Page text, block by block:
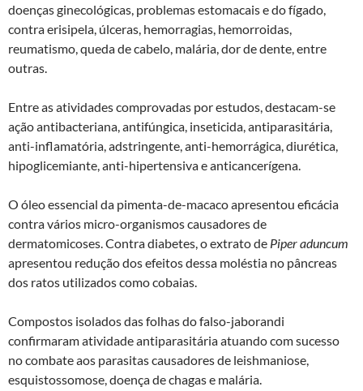
doenças ginecológicas, problemas estomacais e do fígado,
contra erisipela, úlceras, hemorragias, hemorroidas,
reumatismo, queda de cabelo, malária, dor de dente, entre
outras.
Entre as atividades comprovadas por estudos, destacam-se
ação antibacteriana, antifúngica, inseticida, antiparasitária,
anti-inflamatória, adstringente, anti-hemorrágica, diurética,
hipoglicemiante, anti-hipertensiva e anticancerígena.
O óleo essencial da pimenta-de-macaco apresentou eficácia
contra vários micro-organismos causadores de
dermatomicoses. Contra diabetes, o extrato de Piper aduncum
apresentou redução dos efeitos dessa moléstia no pâncreas
dos ratos utilizados como cobaias.
Compostos isolados das folhas do falso-jaborandi
confirmaram atividade antiparasitária atuando com sucesso
no combate aos parasitas causadores de leishmaniose,
esquistossomose, doença de chagas e malária.